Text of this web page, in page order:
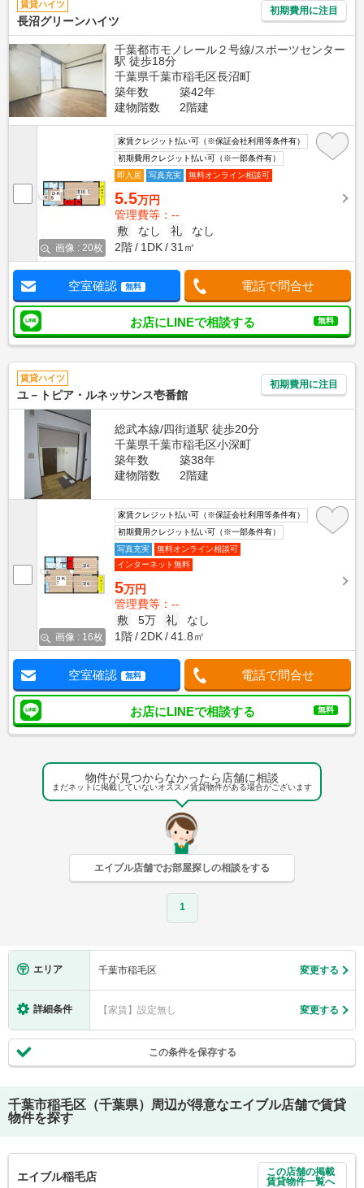
賃貸ハイツ
長沼グリーンハイツ
初期費用に注目
千葉都市モノレール２号線/スポーツセンター
駅 徒歩18分
千葉県千葉市稲毛区長沼町
築年数
築42年
建物階数
2階建
画像 : 20枚
家賃クレジット払い可（※保証会社利用等条件有）
初期費用クレジット払い可（※一部条件有）
即入居
写真充実 無料オンライン相談可
5.5万円
管理費等：--
敷
なし 礼
なし
2階
1DK 31㎡
空室確認 無料 電話で問合せ
お店にLINEで相談する 無料
賃貸ハイツ
ユ－トピア・ルネッサンス壱番館
初期費用に注目
総武本線/四街道駅 徒歩20分
千葉県千葉市稲毛区小深町
築年数
築38年
建物階数
2階建
画像 : 16枚
家賃クレジット払い可（※保証会社利用等条件有）
初期費用クレジット払い可（※一部条件有）
写真充実
無料オンライン相談可
インターネット無料
5万円
管理費等：--
敷
5万 礼
なし
1階
2DK 41.8㎡
空室確認 無料 電話で問合せ
お店にLINEで相談する 無料
物件が見つからなかったら店舗に相談
まだネットに掲載していないオススメ賃貸物件がある場合がございます
エイブル店舗でお部屋探しの相談をする
1
エリア 千葉市稲毛区 変更する
詳細条件 【家賃】設定無し 変更する
この条件を保存する
千葉市稲毛区（千葉県）
周辺が得意なエイブル店舗で賃貸
物件を探す
エイブル稲毛店
この店舗の掲載
賃貸物件一覧へ